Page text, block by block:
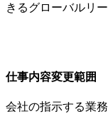
きるグローバルリ
仕事内容変更範囲
会社の指示する業務